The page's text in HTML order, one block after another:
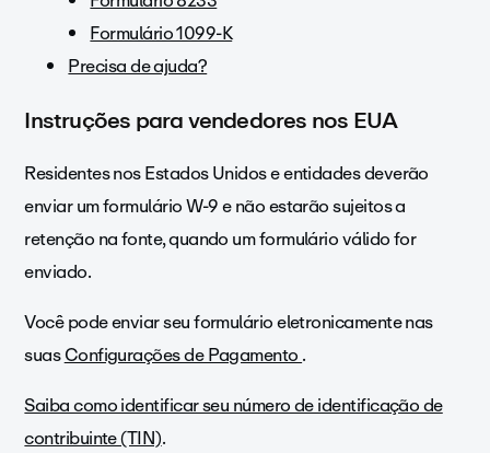
Formulário 1099-K
Precisa de ajuda?
Instruções para vendedores nos EUA
Residentes nos Estados Unidos e entidades deverão
enviar um formulário W-9 e não estarão sujeitos a
retenção na fonte, quando um formulário válido for
enviado.
Você pode enviar seu formulário eletronicamente nas
suasConfigurações de Pagamento.
Saiba como identificar seu número de identificação de
contribuinte (TIN).